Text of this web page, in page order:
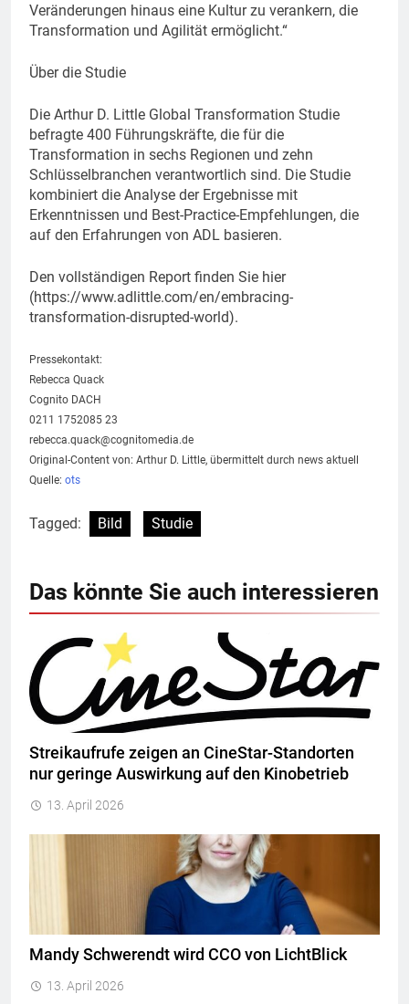
Veränderungen hinaus eine Kultur zu verankern, die
Transformation und Agilität ermöglicht.“
Über die Studie
Die Arthur D. Little Global Transformation Studie
befragte 400 Führungskräfte, die für die
Transformation in sechs Regionen und zehn
Schlüsselbranchen verantwortlich sind. Die Studie
kombiniert die Analyse der Ergebnisse mit
Erkenntnissen und Best-Practice-Empfehlungen, die
auf den Erfahrungen von ADL basieren.
Den vollständigen Report finden Sie hier
(https://www.adlittle.com/en/embracing-
transformation-disrupted-world).
Pressekontakt:
Rebecca Quack
Cognito DACH
0211 1752085 23
rebecca.quack@cognitomedia.de
Original-Content von: Arthur D. Little, übermittelt durch news aktuell
Quelle: ots
Tagged: Bild Studie
Das könnte Sie auch interessieren
Streikaufrufe zeigen an CineStar-Standorten
nur geringe Auswirkung auf den Kinobetrieb
13. April 2026
Mandy Schwerendt wird CCO von LichtBlick
13. April 2026